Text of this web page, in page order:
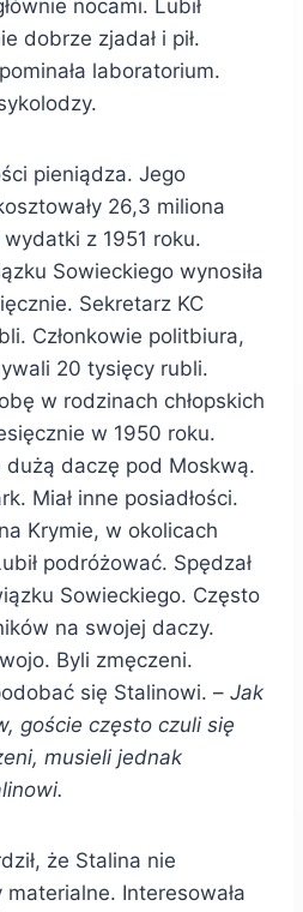
nocami. Lubił
dobrze zjadał i pił.
laboratorium.
pieniądza. Jego
26,3 miliona
z 1951 roku.
Sowieckiego wynosiła
Sekretarz KC
Członkowie politbiura,
20 tysięcy rubli.
w rodzinach chłopskich
w 1950 roku.
dużą daczę pod Moskwą.
Miał inne posiadłości.
Krymie, w okolicach
podróżować. Spędzał
Sowieckiego. Często
na swojej daczy.
Byli zmęczeni.
się Stalinowi. – Jak
goście często czuli się
musieli jednak
że Stalina nie
Interesowała